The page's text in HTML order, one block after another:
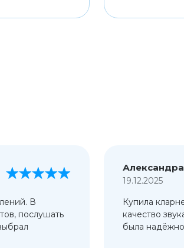
В
послушать
Александра
19.12.2025
Купила
качество
была